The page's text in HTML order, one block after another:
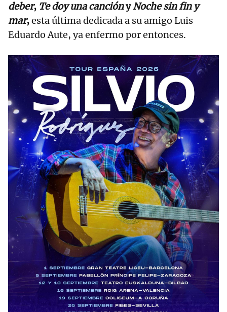
deber, Te doy una canciónyNoche sin fin y
mar,esta última dedicada a su amigo Luis
Eduardo Aute, ya enfermo por entonces.